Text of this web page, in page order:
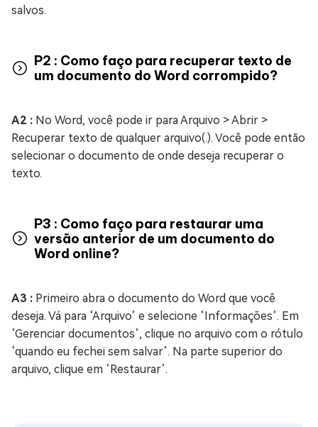
salvos.
P2 : Como faço para recuperar texto de
um documento do Word corrompido?
A2 : No Word, você pode ir para Arquivo > Abrir >
Recuperar texto de qualquer arquivo(.). Você pode então
selecionar o documento de onde deseja recuperar o
texto.
P3 : Como faço para restaurar uma
versão anterior de um documento do
Word online?
A3 : Primeiro abra o documento do Word que você
deseja. Vá para ‘Arquivo’ e selecione ‘Informações’. Em
‘Gerenciar documentos’, clique no arquivo com o rótulo
‘quando eu fechei sem salvar’. Na parte superior do
arquivo, clique em ‘Restaurar’.